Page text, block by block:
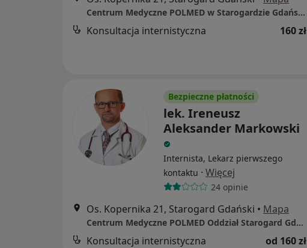
Centrum Medyczne POLMED w Starogardzie Gdańskim
Konsultacja internistyczna 160 zł
Bezpieczne płatności
lek. Ireneusz
Aleksander Markowski
Internista, Lekarz pierwszego
kontaktu · Więcej
24 opinie
Os. Kopernika 21, Starogard Gdański • Mapa
Centrum Medyczne POLMED Oddział Starogard Gdański
Konsultacja internistyczna od 160 zł